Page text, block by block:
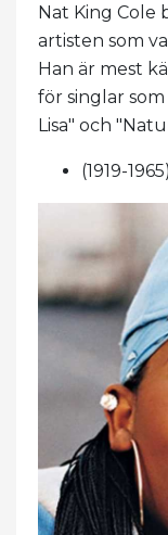
Nat King Cole
artisten som
Han är mest
för singlar som
Lisa" och
(1919-1965)